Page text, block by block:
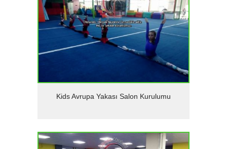
Detaylar
Kids Avrupa Yakası Salon Kurulumu